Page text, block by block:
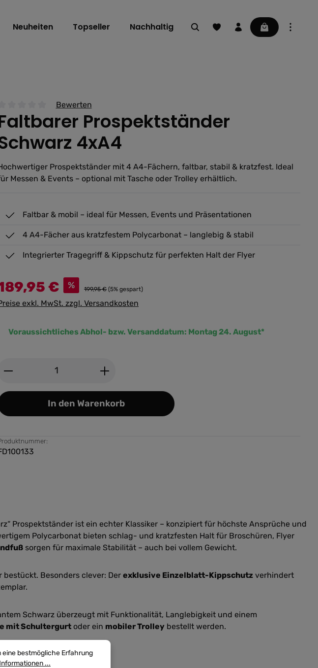
Neuheiten Topseller Nachhaltig Du hast 0 Produkte auf dem
Warenkorb
Bewertung von 0 von 5 Sternen
Bewerten
Prospektständer
4xA4
Prospektständer mit 4 A4-Fächern, faltbar, stabil & kratzfest. Ideal
Messen & Events – optional mit Tasche oder Trolley erhältlich.
Faltbar & mobil – ideal für Messen, Events und Präsentationen
4 A4-Fächer aus kratzfestem Polycarbonat – langlebig & stabil
Integrierter Tragegriff & Kippschutz für perfekten Halt der Flyer
Produkt Anzahl: Gib den gewünschten Wert ein oder
In den Warenkorb
Voraussichtliches Abhol- bzw. Versanddatum: Montag 24. August*
€ % 199,95 € (5% gespart)
exkl. MwSt. zzgl. Versandkosten
Prospektständer ist ein echter Klassiker – konzipiert für höchste Ansprüche und
Polycarbonat bieten schlag- und kratzfesten Halt für Broschüren, Flyer
sorgen für maximale Stabilität – auch bei vollem Gewicht.
Besonders clever: Der exklusive Einzelblatt-Kippschutz verhindert
Schwarz überzeugt mit Funktionalität, Langlebigkeit und einem
mit Schultergurt oder ein mobiler Trolley bestellt werden.
eine bestmögliche Erfahrung
...